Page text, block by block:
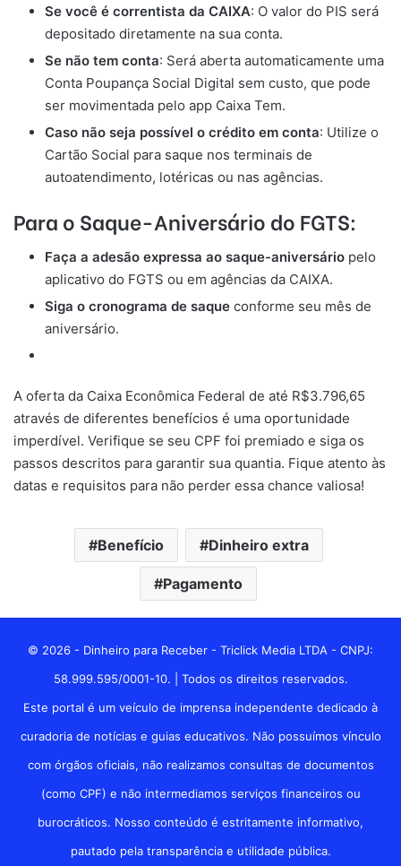
Se você é correntista da CAIXA: O valor do PIS será
depositado diretamente na sua conta.
Se não tem conta: Será aberta automaticamente uma
Conta Poupança Social Digital sem custo, que pode
ser movimentada pelo app Caixa Tem.
Caso não seja possível o crédito em conta: Utilize o
Cartão Social para saque nos terminais de
autoatendimento, lotéricas ou nas agências.
Para o Saque-Aniversário do FGTS:
Faça a adesão expressa ao saque-aniversário pelo
aplicativo do FGTS ou em agências da CAIXA.
Siga o cronograma de saque conforme seu mês de
aniversário.
A oferta da Caixa Econômica Federal de até R$3.796,65
através de diferentes benefícios é uma oportunidade
imperdível. Verifique se seu CPF foi premiado e siga os
passos descritos para garantir sua quantia. Fique atento às
datas e requisitos para não perder essa chance valiosa!
Benefício Dinheiro extra
Pagamento
© 2026 - Dinheiro para Receber - Triclick Media LTDA - CNPJ:
58.999.595/0001-10. | Todos os direitos reservados.
Este portal é um veículo de imprensa independente dedicado à
curadoria de notícias e guias educativos. Não possuímos vínculo
com órgãos oficiais, não realizamos consultas de documentos
(como CPF) e não intermediamos serviços financeiros ou
burocráticos. Nosso conteúdo é estritamente informativo,
pautado pela transparência e utilidade pública.